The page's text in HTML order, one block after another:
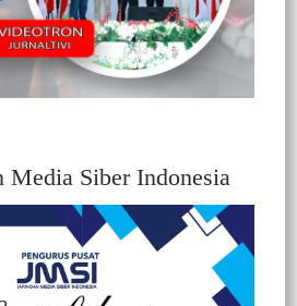
Media Siber Indonesia